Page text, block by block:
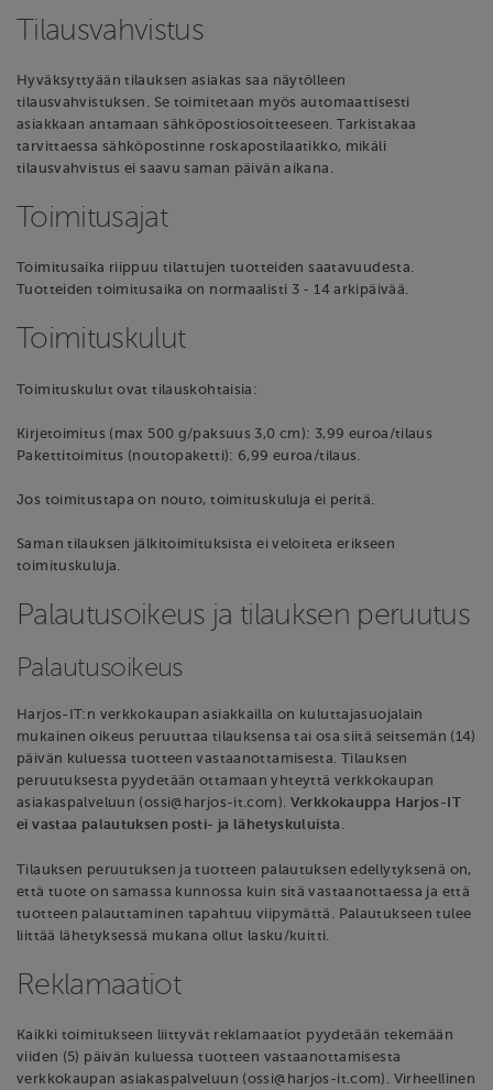
Tilausvahvistus
Hyväksyttyään tilauksen asiakas saa näytölleen
tilausvahvistuksen. Se toimitetaan myös automaattisesti
asiakkaan antamaan sähköpostiosoitteeseen. Tarkistakaa
tarvittaessa sähköpostinne roskapostilaatikko, mikäli
tilausvahvistus ei saavu saman päivän aikana.
Toimitusajat
Toimitusaika riippuu tilattujen tuotteiden saatavuudesta.
Tuotteiden toimitusaika on normaalisti 3 - 14 arkipäivää.
Toimituskulut
Toimituskulut ovat tilauskohtaisia:
Kirjetoimitus (max 500 g/paksuus 3,0 cm): 3,99 euroa/tilaus
Pakettitoimitus (noutopaketti): 6,99 euroa/tilaus.
Jos toimitustapa on nouto, toimituskuluja ei peritä.
Saman tilauksen jälkitoimituksista ei veloiteta erikseen
toimituskuluja.
Palautusoikeus ja tilauksen peruutus
Palautusoikeus
Harjos-IT:n verkkokaupan asiakkailla on kuluttajasuojalain
mukainen oikeus peruuttaa tilauksensa tai osa siitä seitsemän (14)
päivän kuluessa tuotteen vastaanottamisesta. Tilauksen
peruutuksesta pyydetään ottamaan yhteyttä verkkokaupan
asiakaspalveluun (ossi@harjos-it.com). Verkkokauppa Harjos-IT
ei vastaa palautuksen posti- ja lähetyskuluista .
Tilauksen peruutuksen ja tuotteen palautuksen edellytyksenä on,
että tuote on samassa kunnossa kuin sitä vastaanottaessa ja että
tuotteen palauttaminen tapahtuu viipymättä. Palautukseen tulee
liittää lähetyksessä mukana ollut lasku/kuitti.
Reklamaatiot
Kaikki toimitukseen liittyvät reklamaatiot pyydetään tekemään
viiden (5) päivän kuluessa tuotteen vastaanottamisesta
verkkokaupan asiakaspalveluun (ossi@harjos-it.com). Virheellinen